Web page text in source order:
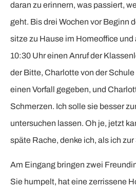
daran zu erinnern, was passiert,
geht. Bis drei Wochen vor Beginn
sitze zu Hause im Homeoffice und
10:30 Uhr einen Anruf der
der Bitte, Charlotte von der
einen Vorfall gegeben, und
Schmerzen. Ich solle sie besser
untersuchen lassen. Oh je, jetzt
späte Rache, denke ich, als ich
Am Eingang bringen zwei
Sie humpelt, hat eine zerrissene